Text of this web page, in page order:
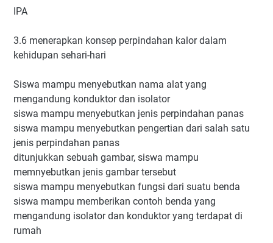
IPA
3.6 menerapkan konsep perpindahan kalor dalam
kehidupan sehari-hari
Siswa mampu menyebutkan nama alat yang
mengandung konduktor dan isolator
siswa mampu menyebutkan jenis perpindahan panas
siswa mampu menyebutkan pengertian dari salah satu
jenis perpindahan panas
ditunjukkan sebuah gambar, siswa mampu
memnyebutkan jenis gambar tersebut
siswa mampu menyebutkan fungsi dari suatu benda
siswa mampu memberikan contoh benda yang
mengandung isolator dan konduktor yang terdapat di
rumah